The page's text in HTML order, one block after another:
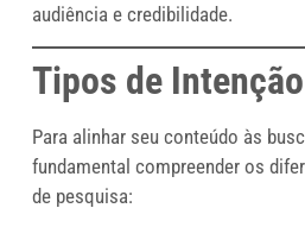
audiência e credibilidade.
Tipos de
Para alinhar seu conteúdo às
fundamental compreender os
de pesquisa: